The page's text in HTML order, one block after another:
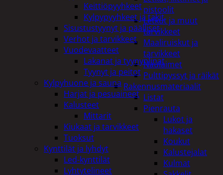
pistoolit
Letkut ja muut
tarvikkeet
Maaliruiskut ja
tarvikkeet
Naulaimet
Pulttipyssyt ja räikät
Rakennusmateriaalit
Listat
Pienrauta
Lukot ja
hakaset
Koukut
Kalustejalat
Kulmat
Keittiöpyyhkeet
Kylpypyyhkeet ja takit
Sisustustyynyt ja päälliset
Verhot ja tarvikkeet
Vuodevaatteet
Lakanat ja tyynynlinat
Tyynyt ja peitot
Kylpyhuone ja sauna
Harjat ja pesuaineet
Kalusteet
Mittarit
Kiukaat ja tarvikkeet
Tuoksut
Kynttilät ja lyhdyt
Led-kynttilät
Lyhtytelineet